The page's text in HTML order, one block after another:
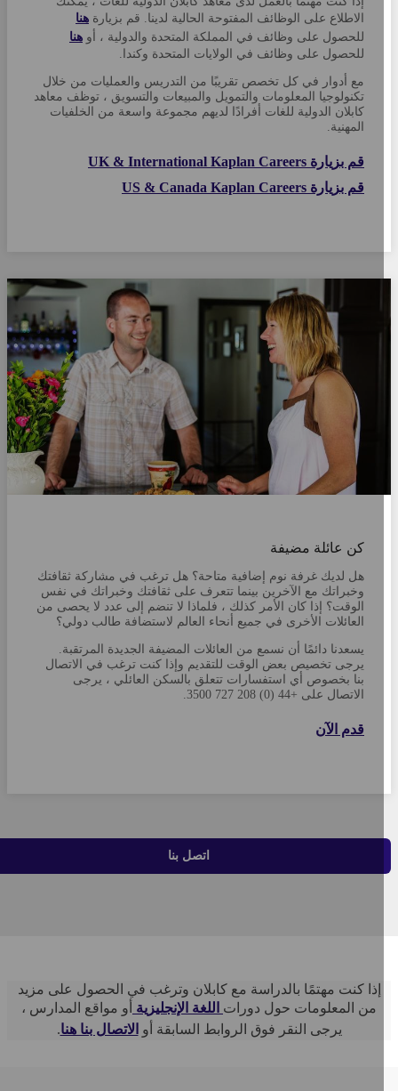
الاطلاع على الوظائف المفتوحة الحالية لدينا. قم بزيارةهنا
للحصول على وظائف في المملكة المتحدة والدولية ، أو
هنا
للحصول على وظائف في الولايات المتحدة وكندا.
مع أدوار في كل تخصص تقريبًا من التدريس والعمليات من خلال
تكنولوجيا المعلومات والتمويل والمبيعات والتسويق ، توظف معاهد
كابلان الدولية للغات أفرادًا لديهم مجموعة واسعة من الخلفيات
المهنية.
قم بزيارة UK & International Kaplan Careers
قم بزيارة US & Canada Kaplan Careers
كن عائلة مضيفة
هل لديك غرفة نوم إضافية متاحة؟ هل ترغب في مشاركة ثقافتك
وخبراتك مع الآخرين بينما تتعرف على ثقافتك وخبراتك في نفس
الوقت؟ إذا كان الأمر كذلك ، فلماذا لا تنضم إلى عدد لا يحصى من
العائلات الأخرى في جميع أنحاء العالم لاستضافة طالب دولي؟
يسعدنا دائمًا أن نسمع من العائلات المضيفة الجديدة المرتقبة.
يرجى تخصيص بعض الوقت للتقديم وإذا كنت ترغب في الاتصال
بنا بخصوص أي استفسارات تتعلق بالسكن العائلي ، يرجى
الاتصال على +44 (0) 208 727 3500.
قدم الآن
اتصل بنا
إذا كنت مهتمًا بالدراسة مع كابلان وترغب في الحصول على مزيد
من المعلومات حول دورات اللغة الإنجليزيةأو مواقع المدارس ،
يرجى النقر فوق الروابط السابقة أو الاتصال بنا هنا.